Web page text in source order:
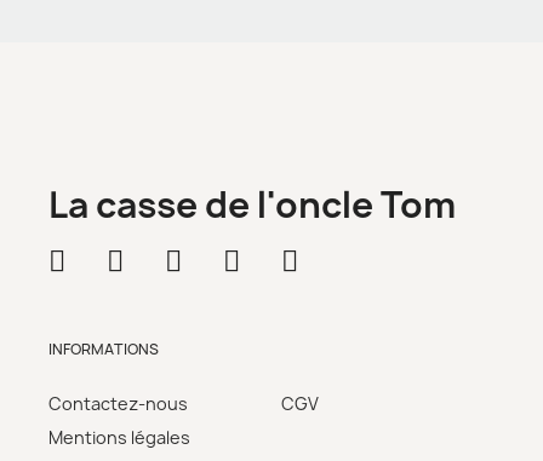
La casse de l'oncle Tom
INFORMATIONS
Contactez-nous
Mentions légales
CGV